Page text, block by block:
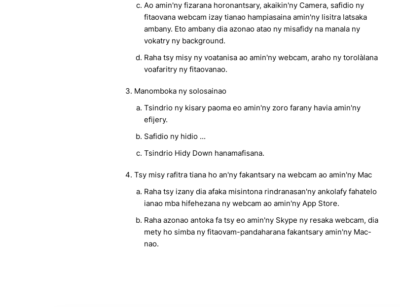
Ao amin'ny fizarana horonantsary, akaikin'ny Camera, safidio ny
fitaovana webcam izay tianao hampiasaina amin'ny lisitra latsaka
ambany. Eto ambany dia azonao atao ny misafidy na manala ny
vokatry ny background.
Raha tsy misy ny voatanisa ao amin'ny webcam, araho ny torolàlana
voafaritry ny fitaovanao.
Manomboka ny solosainao
Tsindrio ny kisary paoma eo amin'ny zoro farany havia amin'ny
efijery.
Safidio ny hidio ...
Tsindrio Hidy Down hanamafisana.
Tsy misy rafitra tiana ho an'ny fakantsary na webcam ao amin'ny Mac
Raha tsy izany dia afaka misintona rindranasan'ny ankolafy fahatelo
ianao mba hifehezana ny webcam ao amin'ny App Store.
Raha azonao antoka fa tsy eo amin'ny Skype ny resaka webcam, dia
mety ho simba ny fitaovam-pandaharana fakantsary amin'ny Mac-
nao.